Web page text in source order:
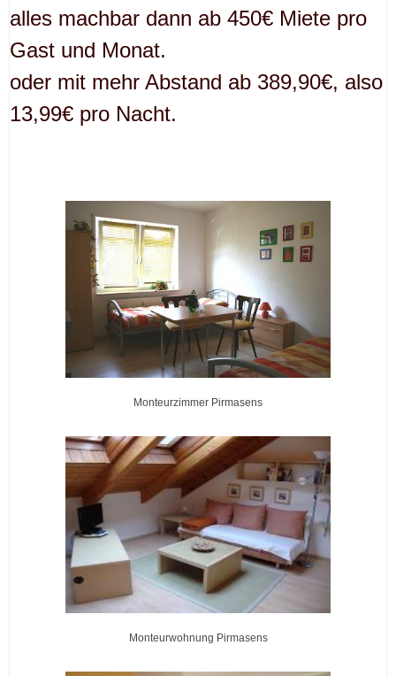
alles machbar dann ab 450€ Miete pro
Gast und Monat.
oder mit mehr Abstand ab 389,90€, also
13,99€ pro Nacht.
Monteurzimmer Pirmasens
Monteurwohnung Pirmasens